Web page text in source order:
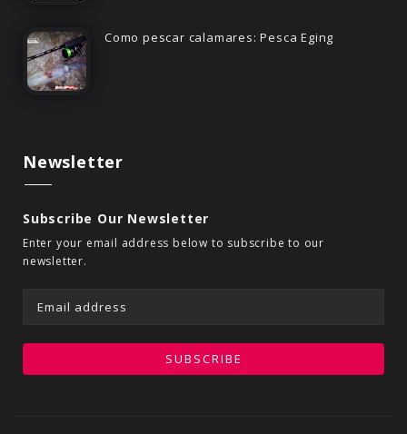
Como pescar calamares: Pesca Eging
Newsletter
Subscribe Our Newsletter
Enter your email address below to subscribe to our
newsletter.